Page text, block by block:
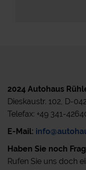
2024 Autohaus
Dieskaustr. 102, D-
Telefax: +49 341-
E-Mail:
Haben Sie noch
Rufen Sie uns doch